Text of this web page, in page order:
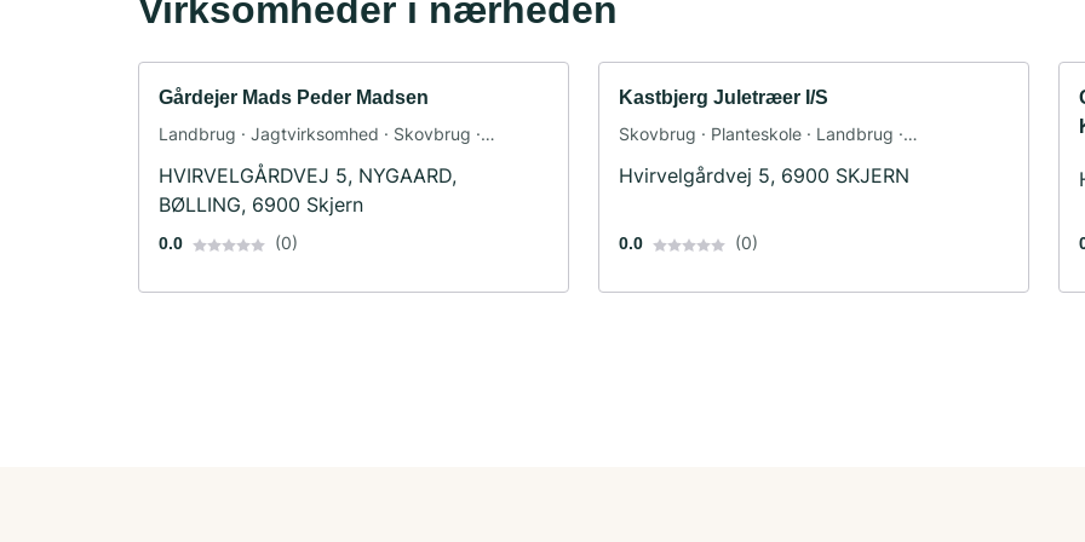
Virksomheder i nærheden
Gårdejer Mads Peder Madsen
Landbrug · Jagtvirksomhed · Skovbrug ·
HVIRVELGÅRDVEJ 5, NYGAARD,
BØLLING, 6900 Skjern
0.0 (0)
Kastbjerg Juletræer I/S
Skovbrug · Planteskole · Landbrug ·
Hvirvelgårdvej 5, 6900 SKJERN
0.0 (0)